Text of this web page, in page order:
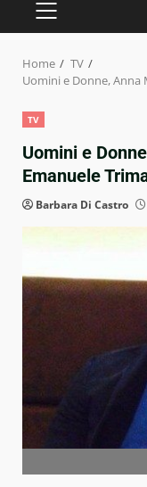
PRIMARY
Home
TV
Uomini e Donne, Anna
TV
Uomini e
Emanuele
Barbara Di Castro